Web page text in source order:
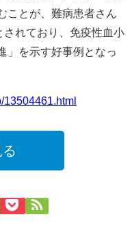
ことが、難病患者さん
されており、免疫性血小
」を示す好事例となっ
13504461.html
る